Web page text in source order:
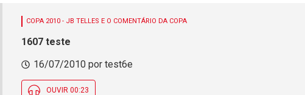
COPA 2010 - JB TELLES E O COMENTÁRIO DA COPA
1607 teste
16/07/2010 por test6e
OUVIR 00:23